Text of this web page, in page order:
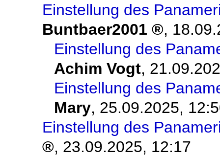
Einstellung des
Buntbaer2001
,
Einstellung des
Achim Vogt,
Einstellung des
Mary, 25.09.2025,
Einstellung des
, 23.09.2025, 12:17